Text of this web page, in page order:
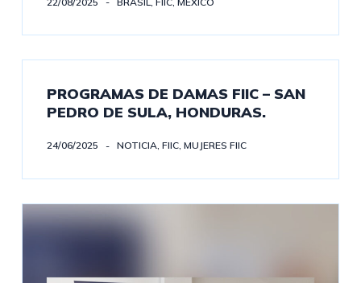
PROGRAMAS DE DAMAS FIIC – SAN
PEDRO DE SULA, HONDURAS.
24/06/2025 NOTICIA, FIIC, MUJERES FIIC